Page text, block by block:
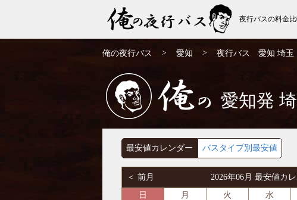
| 俺の夜行バス
夜行バスの料金
俺の夜行バス > 愛知 > 夜行バス 愛知 埼玉
俺の
愛知発
最安値カレンダー バスタイプ別最安値
＜ 前月 2026年06月 最安値カ
日
月 火 水